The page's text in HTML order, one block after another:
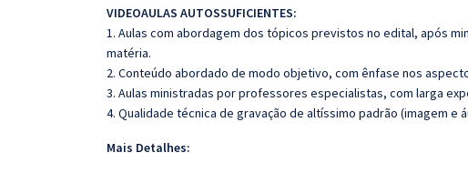
VIDEOAULAS AUTOSSUFICIENTES:
1. Aulas com abordagem dos tópicos previstos no edital, após
matéria.
2. Conteúdo abordado de modo objetivo, com ênfase nos
3. Aulas ministradas por professores especialistas, com larga
4. Qualidade técnica de gravação de altíssimo padrão (imagem e
Mais Detalhes: